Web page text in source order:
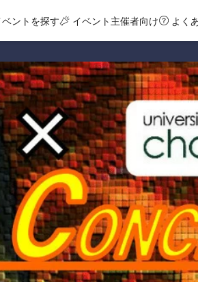
ベントを探す イベント主催者向け よく